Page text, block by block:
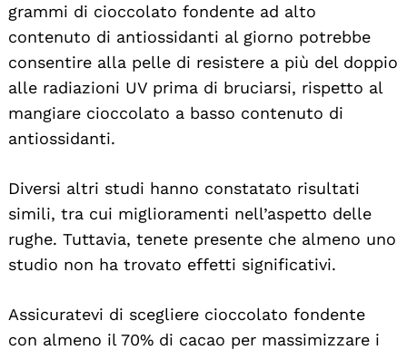
grammi di cioccolato fondente ad alto
contenuto di antiossidanti al giorno potrebbe
consentire alla pelle di resistere a più del doppio
alle radiazioni UV prima di bruciarsi, rispetto al
mangiare cioccolato a basso contenuto di
antiossidanti.
Diversi altri studi hanno constatato risultati
simili, tra cui miglioramenti nell’aspetto delle
rughe. Tuttavia, tenete presente che almeno uno
studio non ha trovato effetti significativi.
Assicuratevi di scegliere cioccolato fondente
con almeno il 70% di cacao per massimizzare i